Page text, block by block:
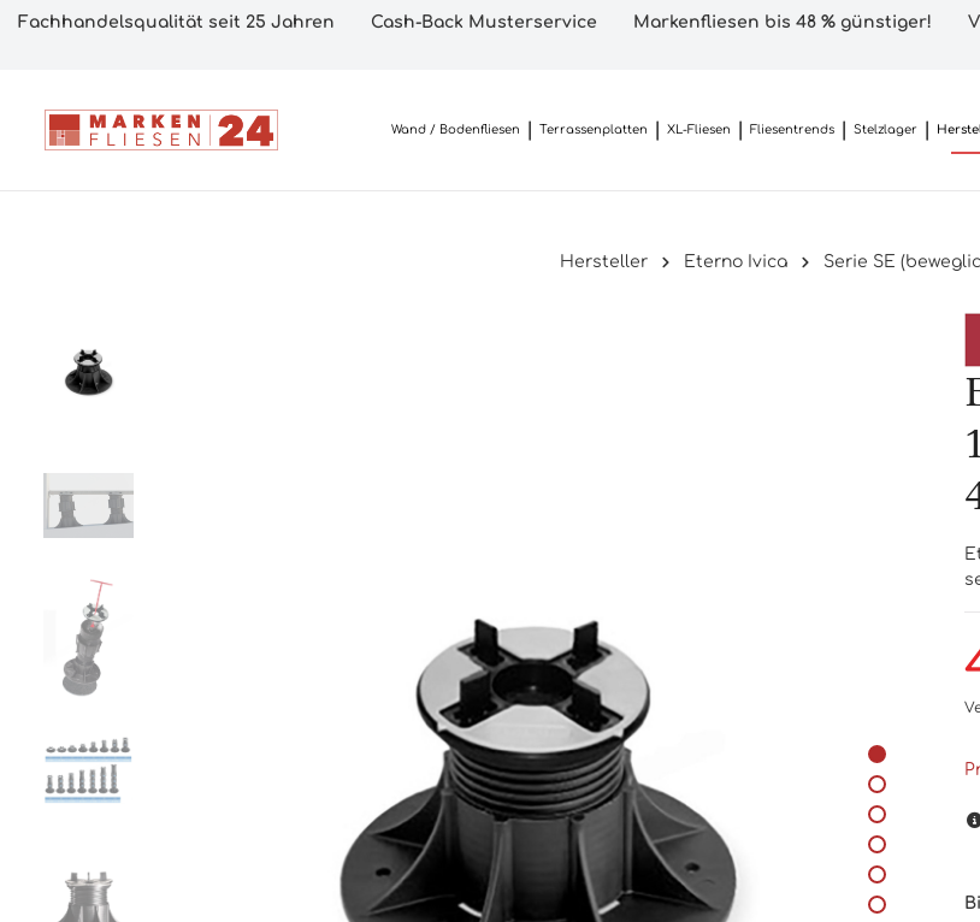
Fachhandelsqualität seit 25 Jahren Cash-Back Musterservice Markenfliesen bis 48 % günstiger!
Wand / Bodenfliesen Terrassenplatten XL-Fliesen Fliesentrends Stelzlager
Hersteller Eterno Ivica Serie SE